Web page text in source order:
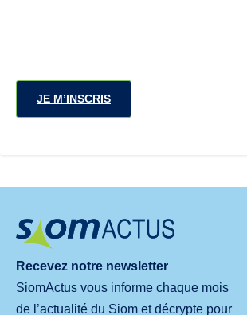
JE M’INSCRIS
Recevez notre newsletter
SiomActus vous informe chaque mois
de l’actualité du Siom et décrypte pour